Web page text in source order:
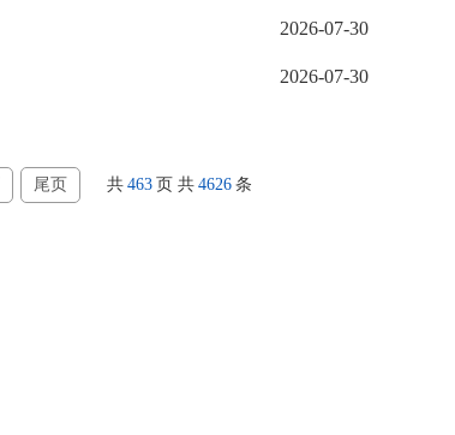
2026-07-30
2026-07-30
尾页 共 463 页 共 4626 条